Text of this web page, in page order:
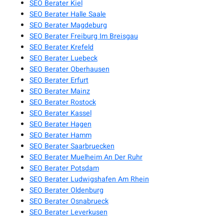
SEO Berater Kiel
SEO Berater Halle Saale
SEO Berater Magdeburg
SEO Berater Freiburg Im Breisgau
SEO Berater Krefeld
SEO Berater Luebeck
SEO Berater Oberhausen
SEO Berater Erfurt
SEO Berater Mainz
SEO Berater Rostock
SEO Berater Kassel
SEO Berater Hagen
SEO Berater Hamm
SEO Berater Saarbruecken
SEO Berater Muelheim An Der Ruhr
SEO Berater Potsdam
SEO Berater Ludwigshafen Am Rhein
SEO Berater Oldenburg
SEO Berater Osnabrueck
SEO Berater Leverkusen